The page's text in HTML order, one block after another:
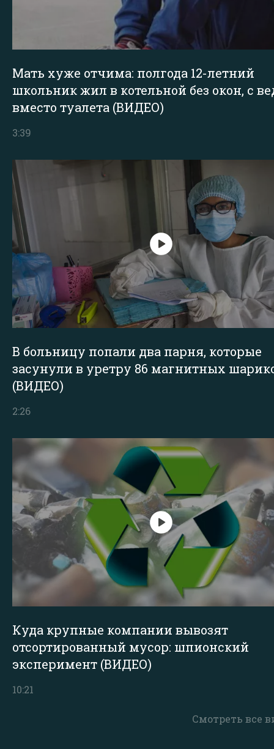
Смотреть все
Мать хуже отчима: полгода 12-летний
школьник жил в котельной без окон, с
вместо туалета (ВИДЕО)
3:39
В больницу попали два парня, которые
засунули в уретру 86 магнитных
(ВИДЕО)
2:26
Куда крупные компании вывозят
отсортированный мусор: шпионский
эксперимент (ВИДЕО)
10:21